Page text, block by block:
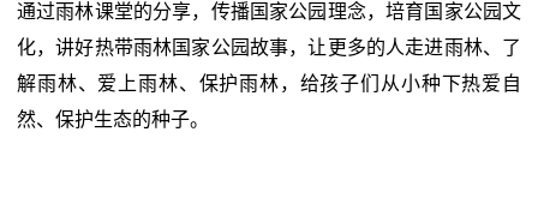
通过雨林课堂的分享，传播国家公园理念，培育国家公园文
化，讲好热带雨林国家公园故事，让更多的人走进雨林、了
解雨林、爱上雨林、保护雨林，给孩子们从小种下热爱自
然、保护生态的种子。